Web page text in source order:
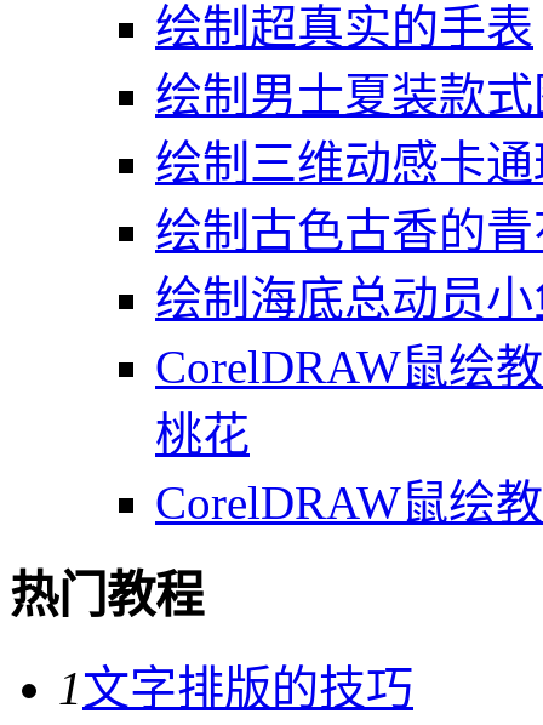
绘制超真实的手表
绘制男士夏装款
绘制三维动感卡
绘制古色古香的
绘制海底总动员小
CorelDRAW鼠绘
桃花
CorelDRAW鼠绘
热门教程
1文字排版的技巧